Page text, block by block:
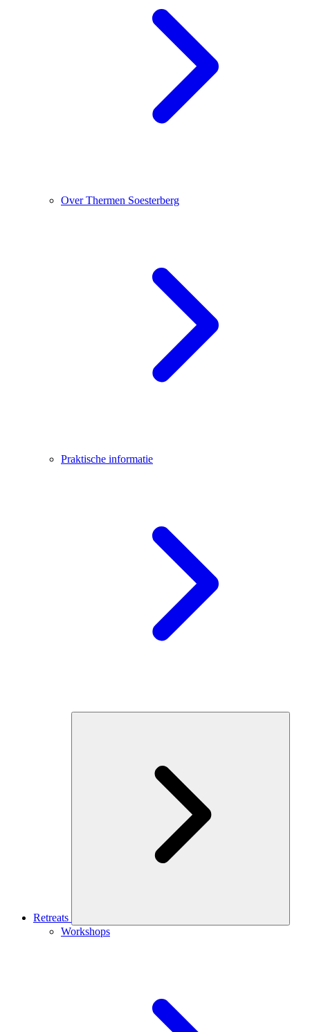
Over Thermen Soesterberg
Praktische informatie
Retreats
Workshops